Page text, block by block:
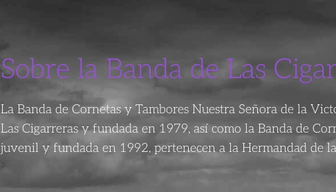
Sobre la Banda de Las
La Banda de Cornetas y Tambores Nuestra Señora de la
Las Cigarreras y fundada en 1979, así como la Banda de
juvenil y fundada en 1992, pertenecen a la Hermandad de